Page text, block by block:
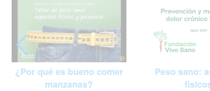
¿Por qué es bueno comer
manzanas?
Peso sano: